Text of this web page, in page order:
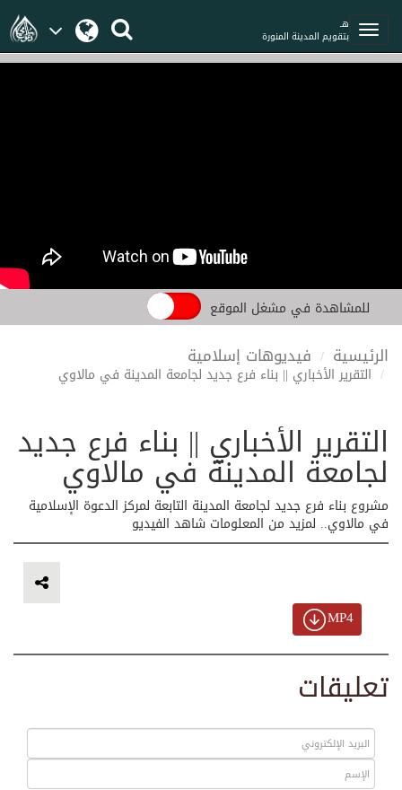
هـ
بتقويم المدينة المنورة
للمشاهدة في مشغل الموقع
الرئيسية فيديوهات إسلامية
التقرير الأخباري || بناء فرع جديد لجامعة المدينة في مالاوي
التقرير الأخباري || بناء فرع جديد
لجامعة المدينة في مالاوي
مشروع بناء فرع جديد لجامعة المدينة التابعة لمركز الدعوة الإسلامية
في مالاوي.. لمزيد من المعلومات شاهد الفيديو
MP4
تعليقات